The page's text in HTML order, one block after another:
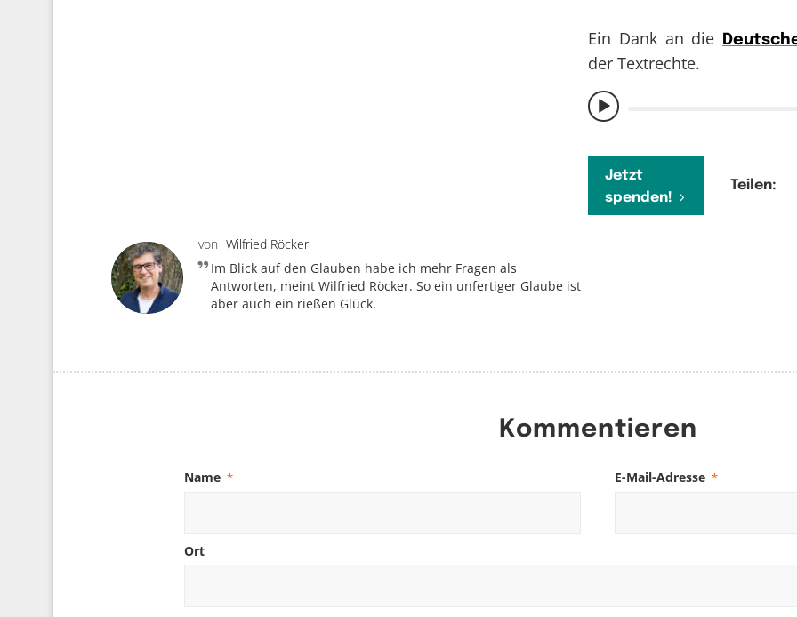
Ein Dank an die
der Textrechte.
Jetzt
spenden!
Teilen:
von Wilfried Röcker
Im Blick auf den Glauben habe ich mehr Fragen als
Antworten, meint Wilfried Röcker. So ein unfertiger Glaube ist
aber auch ein rießen Glück.
Kommentieren
Name * E-Mail-Adresse *
Ort